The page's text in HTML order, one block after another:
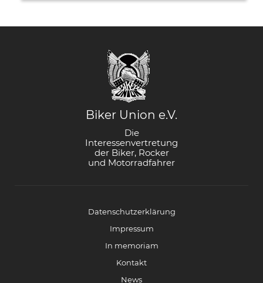
Biker Union e.V.
Die
Interessenvertretung
der Biker, Rocker
und Motorradfahrer
Datenschutzerklärung
Impressum
In memoriam
Kontakt
News